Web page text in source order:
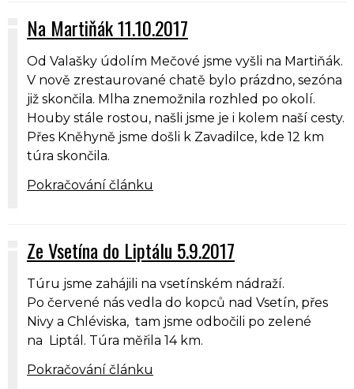
Na Martiňák 11.10.2017
Od Valašky údolím Mečové jsme vyšli na Martiňák.
V nově zrestaurované chatě bylo prázdno, sezóna
již skončila. Mlha znemožnila rozhled po okolí.
Houby stále rostou, našli jsme je i kolem naší cesty.
Přes Kněhyně jsme došli k Zavadilce, kde 12 km
túra skončila.
Pokračování článku
Ze Vsetína do Liptálu 5.9.2017
Túru jsme zahájili na vsetínském nádraží.
Po červené nás vedla do kopců nad Vsetín, přes
Nivy a Chléviska, tam jsme odbočili po zelené
na Liptál. Túra měřila 14 km.
Pokračování článku